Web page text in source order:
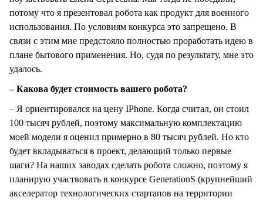
потому что я презентовал робота как продукт для военного
использования. По условиям конкурса это запрещено. В
связи с этим мне предстояло полностью проработать идею в
плане бытового применения. Но, судя по результату, мне это
удалось.
– Какова будет стоимость вашего робота?
– Я ориентировался на цену IPhone. Когда считал, он стоил
100 тысяч рублей, поэтому максимальную комплектацию
моей модели я оценил примерно в 80 тысяч рублей. Но кто
будет вкладываться в проект, делающий только первые
шаги? На наших заводах сделать робота сложно, поэтому я
планирую участвовать в конкурсе GenerationS (крупнейший
акселератор технологических стартапов на территории